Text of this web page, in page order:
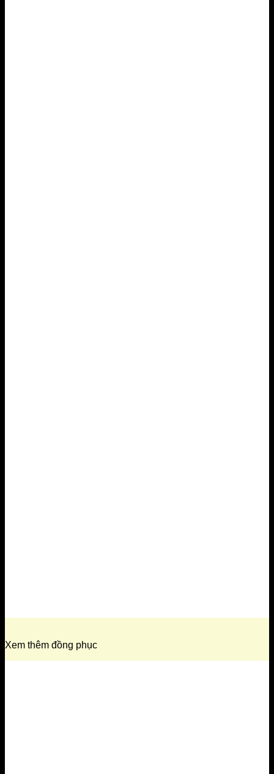
Xem thêm đồng phục